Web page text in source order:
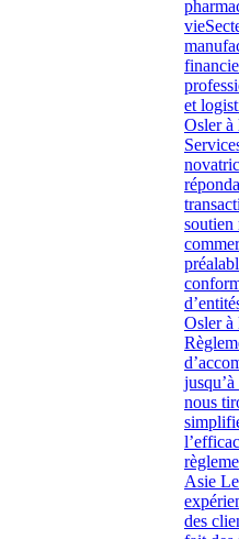
vie
et
Osler à
soutien
Osler à
nous
Asie
des